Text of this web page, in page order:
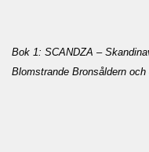
Bok 1: SCANDZA –
Blomstrande Bronsåldern och